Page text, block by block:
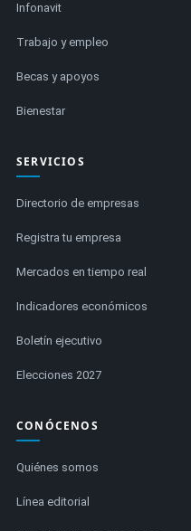
Infonavit
Trabajo y empleo
Becas y apoyos
Bienestar
SERVICIOS
Directorio de empresas
Registra tu empresa
Mercados en tiempo real
Indicadores económicos
Boletín ejecutivo
Elecciones 2027
CONÓCENOS
Quiénes somos
Línea editorial